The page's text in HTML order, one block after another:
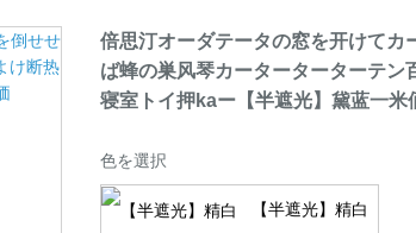
倍思汀オーダテータの窓を开けてカ
ば蜂の巣风琴カーターターターテン
寝室トイ押kaー【半遮光】黛蓝一米
色を選択
【半遮光】精白